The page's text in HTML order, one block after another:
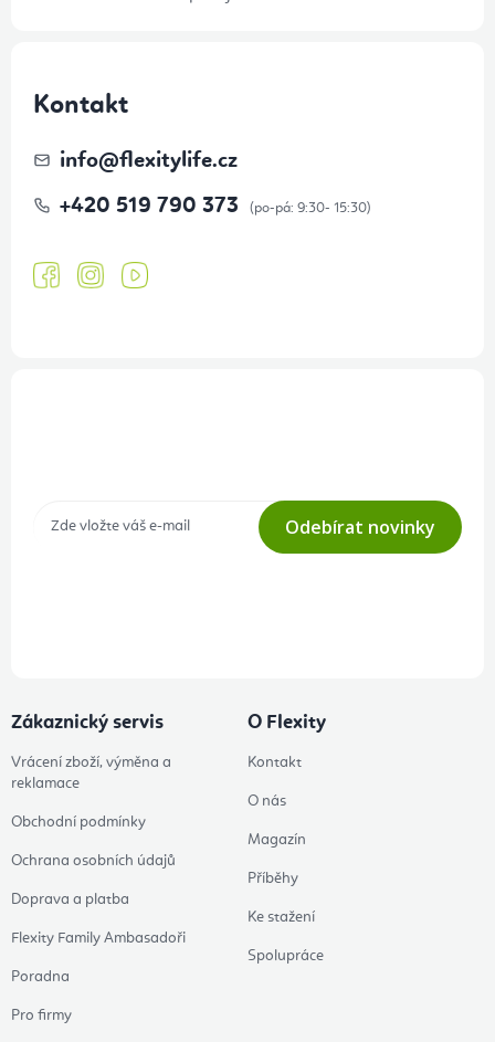
Kontakt
info@flexitylife.cz
+420 519 790 373
Odebírat novinky
Zákaznický servis
Vrácení zboží, výměna a
reklamace
Obchodní podmínky
Ochrana osobních údajů
Doprava a platba
Flexity Family Ambasadoři
Poradna
Pro firmy
O Flexity
Kontakt
O nás
Magazín
Příběhy
Ke stažení
Spolupráce